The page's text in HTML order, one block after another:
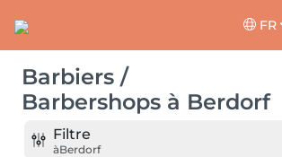
FR
Barbiers /
Barbershops à Berdorf
Filtre
àBerdorf